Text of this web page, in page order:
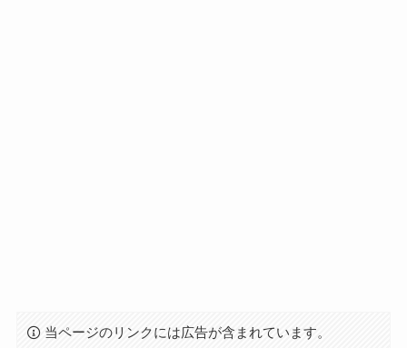
当ページのリンクには広告が含まれています。